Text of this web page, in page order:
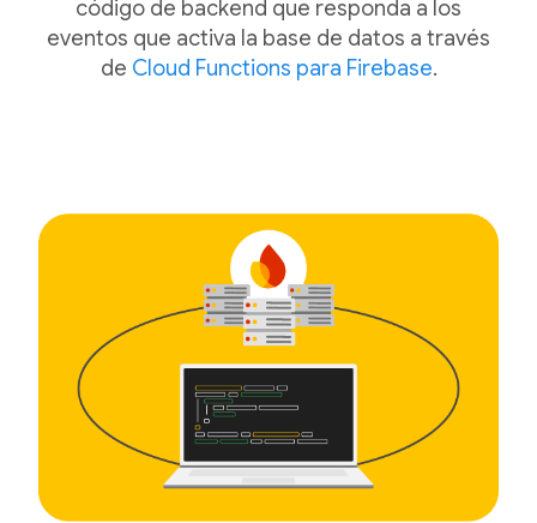
código de backend que responda a los
eventos que activa la base de datos a través
de Cloud Functions para Firebase.